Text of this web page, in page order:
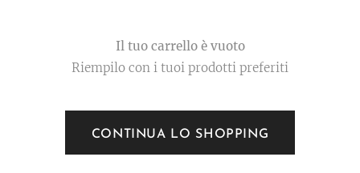
Il tuo carrello è vuoto
Riempilo con i tuoi prodotti preferiti
CONTINUA LO SHOPPING